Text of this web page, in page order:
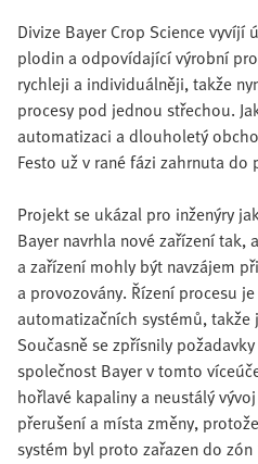
Divize Bayer Crop Science vyvíjí
plodin a odpovídající výrobní
rychleji a individuálněji, takže
procesy pod jednou střechou.
automatizaci a dlouholetý
Festo už v rané fázi zahrnuta do
Projekt se ukázal pro inženýry
Bayer navrhla nové zařízení tak,
a zařízení mohly být navzájem
a provozovány. Řízení procesu
automatizačních systémů,
Současně se zpřísnily
společnost Bayer v tomto
hořlavé kapaliny a neustálý
přerušení a místa změny,
systém byl proto zařazen do